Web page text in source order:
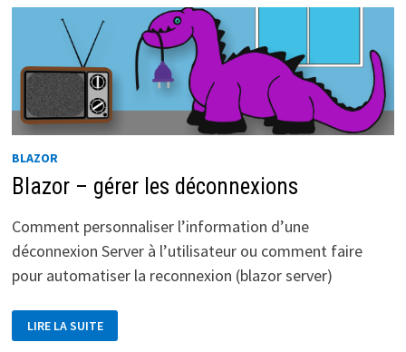
GITHUB
PAGES
BLAZOR
Blazor – gérer les déconnexions
Comment personnaliser l’information d’une
déconnexion Server à l’utilisateur ou comment faire
pour automatiser la reconnexion (blazor server)
–
GÉRER
LIRE LA SUITE